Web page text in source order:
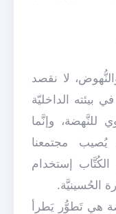
لا نقصد
بيئته الداخليّة
للنَّهضة، وإنَّما
مجتمعنا
إستخدام
الحُسينيَّة.
هي تَطوُّر يَطرأ